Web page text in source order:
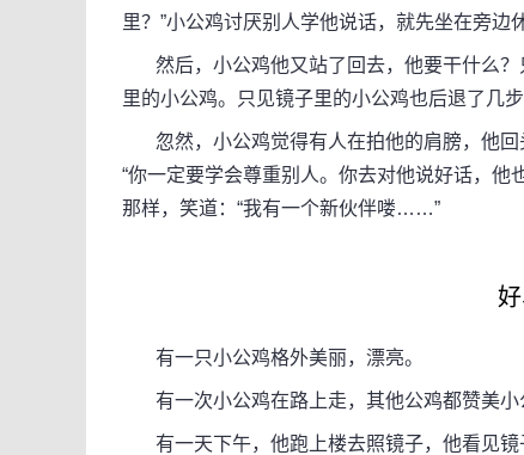
里？”小公鸡讨厌别人学他说话，就先坐在旁边
然后，小公鸡他又站了回去，他要干什么？
里的小公鸡。只见镜子里的小公鸡也后退了几
忽然，小公鸡觉得有人在拍他的肩膀，他回
“你一定要学会尊重别人。你去对他说好话，他
那样，笑道：“我有一个新伙伴喽……”
有一只小公鸡格外美丽，漂亮。
有一次小公鸡在路上走，其他公鸡都赞美小
有一天下午，他跑上楼去照镜子，他看见镜